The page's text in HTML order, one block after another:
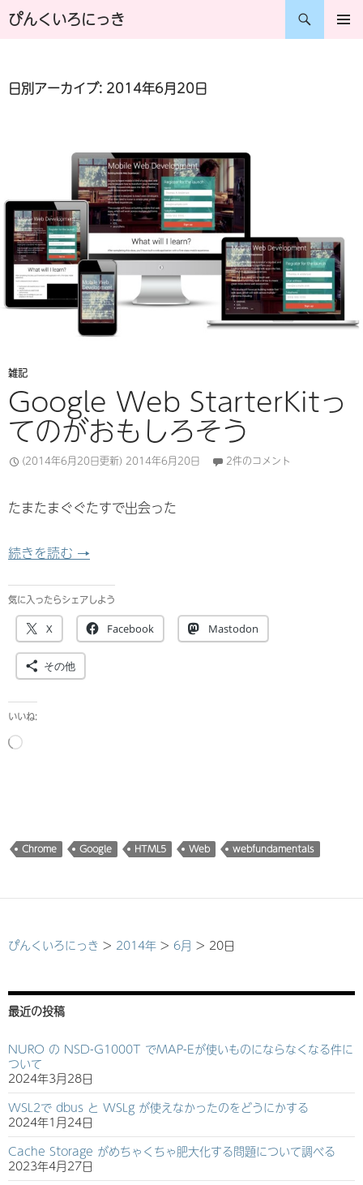
コ
ン
ぴんくいろにっき
検
日別アーカイブ: 2014年6月20日
雑記
Google Web StarterKitっ
てのがおもしろそう
(2014年6月20日更新) 2014年6月20日 2件のコメント
たまたまぐぐたすで出会った
続きを読む Google Web StarterKitってのがおもしろそう
→
気に入ったらシェアしよう
X Facebook Mastodon
その他
いいね:
読
Chrome Google HTML5 Web webfundamentals
ぴんくいろにっき > 2014年 > 6月 > 20日
最近の投稿
NURO の NSD-G1000T でMAP-Eが使いものにならなくなる件に
ついて
2024年3月28日
WSL2で dbus と WSLg が使えなかったのをどうにかする
2024年1月24日
Cache Storage がめちゃくちゃ肥大化する問題について調べる
2023年4月27日